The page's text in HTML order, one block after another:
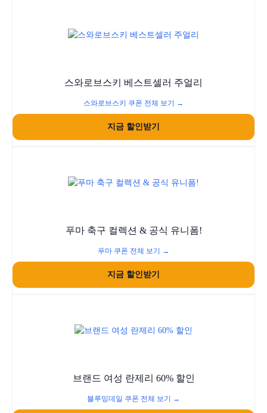
스와로브스키 베스트셀러 주얼리
스와로브스키 쿠폰 전체 보기 →
지금 할인받기
푸마 축구 컬렉션 & 공식 유니폼!
푸마 쿠폰 전체 보기 →
지금 할인받기
브랜드 여성 란제리 60% 할인
블루밍데일 쿠폰 전체 보기 →